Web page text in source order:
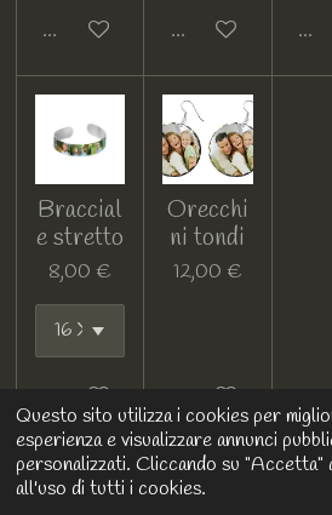
Questo sito utilizza i cookies per
esperienza e visualizzare annunci
personalizzati. Cliccando su "Accetta"
all'uso di tutti i cookies.
Guarda i dettagliGuarda i dettagli
Braccial
e stretto
8,00 €
Guarda i dettagli
Orecchi
ni tondi
12,00 €
Guarda i dettagli